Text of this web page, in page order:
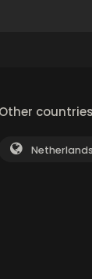
Other countries
Netherlands